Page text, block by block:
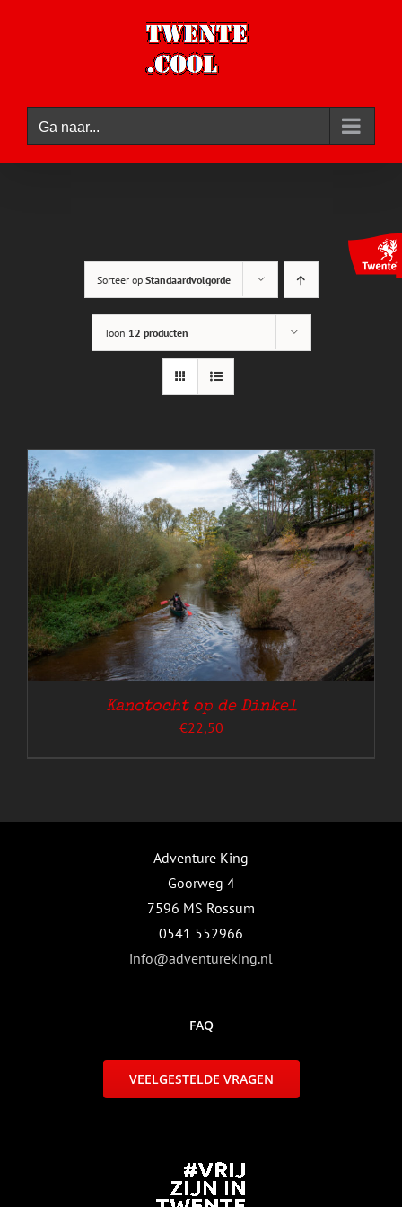
Ga naar...
Sorteer op Standaardvolgorde
Toon 12 producten
Kanotocht op de Dinkel
€22,50
Adventure King
Goorweg 4
7596 MS Rossum
0541 552966
info@adventureking.nl
FAQ
VEELGESTELDE VRAGEN